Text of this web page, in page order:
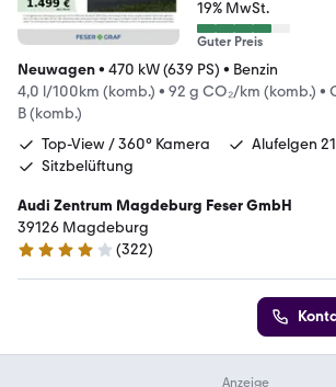
19% MwSt.
Guter Preis
Neuwagen• 470 kW (639 PS) • Benzin
4,0 l/100km (komb.) • 92 g CO₂/km (komb.) •
B (komb.)
Top-View / 360° Kamera
Alufelgen
Sitzbelüftung
Audi Zentrum Magdeburg Feser GmbH
39126 Magdeburg
4.2 Sterne
(322)